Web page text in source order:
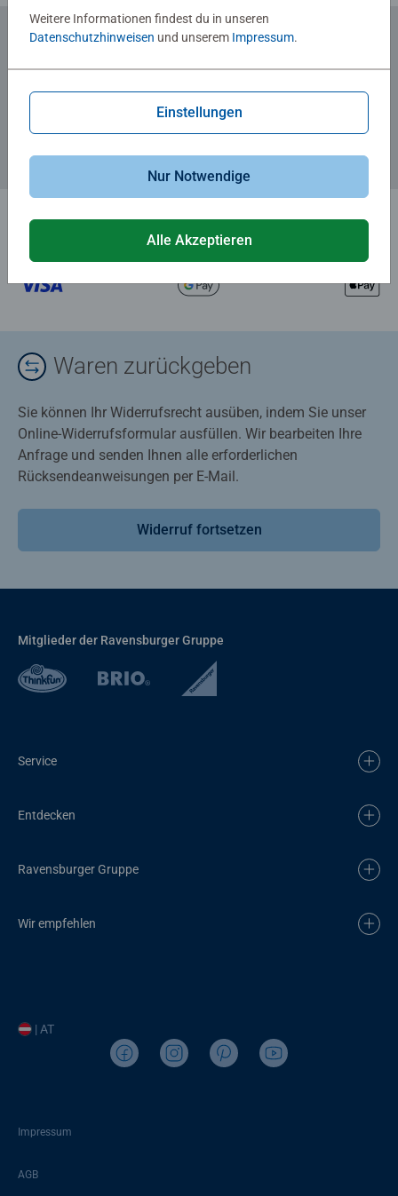
... und 5 € Gutschein sichern!
Waren zurückgeben
Sie können Ihr Widerrufsrecht ausüben, indem Sie unser
Online-Widerrufsformular ausfüllen. Wir bearbeiten Ihre
Anfrage und senden Ihnen alle erforderlichen
Rücksendeanweisungen per E-Mail.
Widerruf fortsetzen
Mitglieder der Ravensburger Gruppe
Service
Entdecken
Ravensburger Gruppe
Wir empfehlen
| AT
Impressum
AGB
Weitere Informationen findest du in unseren
Datenschutzhinweisen und unserem Impressum.
Einstellungen
Nur Notwendige
Alle Akzeptieren